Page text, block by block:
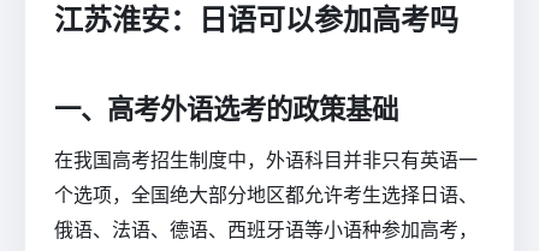
江苏淮安：日语可以参加高考吗
一、高考外语选考的政策基础
在我国高考招生制度中，外语科目并非只有英语一
个选项，全国绝大部分地区都允许考生选择日语、
俄语、法语、德语、西班牙语等小语种参加高考，